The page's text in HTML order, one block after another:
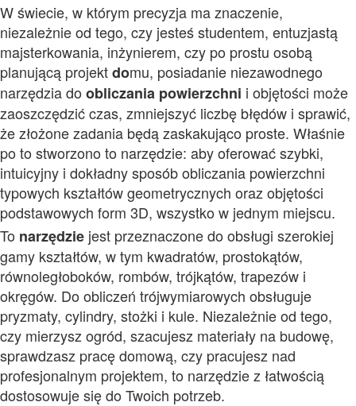
W świecie, w którym precyzja ma znaczenie,
niezależnie od tego, czy jesteś studentem, entuzjastą
majsterkowania, inżynierem, czy po prostu osobą
planującą projektdomu, posiadanie niezawodnego
narzędzia do obliczania powierzchni i objętości może
zaoszczędzić czas, zmniejszyć liczbę błędów i sprawić,
że złożone zadania będą zaskakująco proste. Właśnie
po to stworzono to narzędzie: aby oferować szybki,
intuicyjny i dokładny sposób obliczania powierzchni
typowych kształtów geometrycznych oraz objętości
podstawowych form 3D, wszystko w jednym miejscu.
To narzędzie jest przeznaczone do obsługi szerokiej
gamy kształtów, w tym kwadratów, prostokątów,
równoległoboków, rombów, trójkątów, trapezów i
okręgów. Do obliczeń trójwymiarowych obsługuje
pryzmaty, cylindry, stożki i kule. Niezależnie od tego,
czy mierzysz ogród, szacujesz materiały na budowę,
sprawdzasz pracę domową, czy pracujesz nad
profesjonalnym projektem, to narzędzie z łatwością
dostosowuje się do Twoich potrzeb.